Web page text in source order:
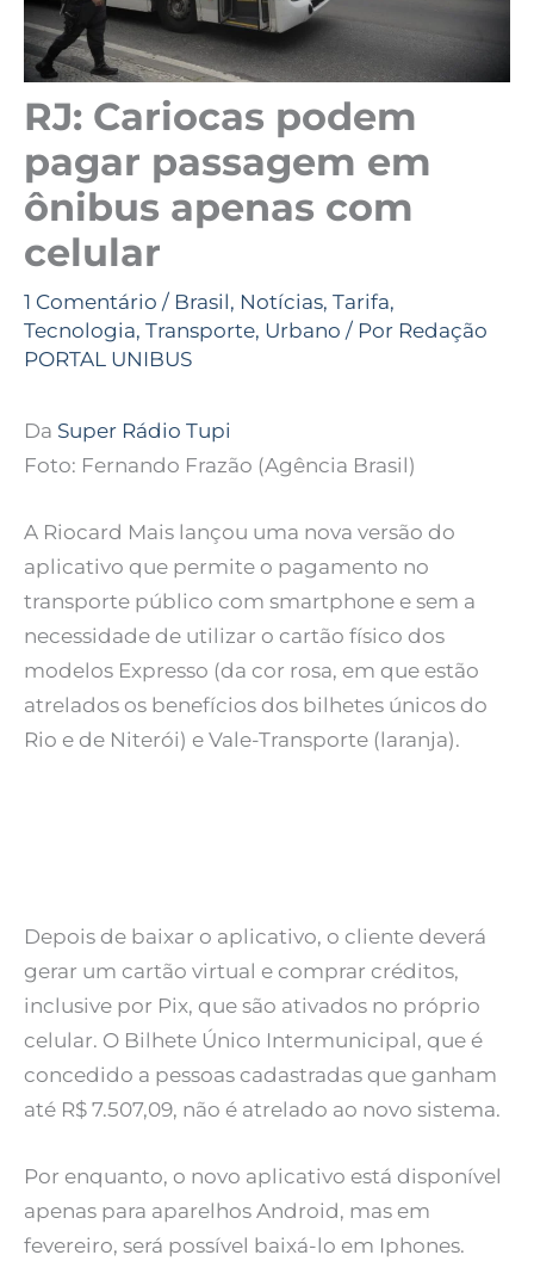
RJ: Cariocas podem
pagar passagem em
ônibus apenas com
celular
1 Comentário / Brasil, Notícias, Tarifa,
Tecnologia, Transporte, Urbano / Por Redação
PORTAL UNIBUS
Da Super Rádio Tupi
Foto: Fernando Frazão (Agência Brasil)
A Riocard Mais lançou uma nova versão do
aplicativo que permite o pagamento no
transporte público com smartphone e sem a
necessidade de utilizar o cartão físico dos
modelos Expresso (da cor rosa, em que estão
atrelados os benefícios dos bilhetes únicos do
Rio e de Niterói) e Vale-Transporte (laranja).
Depois de baixar o aplicativo, o cliente deverá
gerar um cartão virtual e comprar créditos,
inclusive por Pix, que são ativados no próprio
celular. O Bilhete Único Intermunicipal, que é
concedido a pessoas cadastradas que ganham
até R$ 7.507,09, não é atrelado ao novo sistema.
Por enquanto, o novo aplicativo está disponível
apenas para aparelhos Android, mas em
fevereiro, será possível baixá-lo em Iphones.